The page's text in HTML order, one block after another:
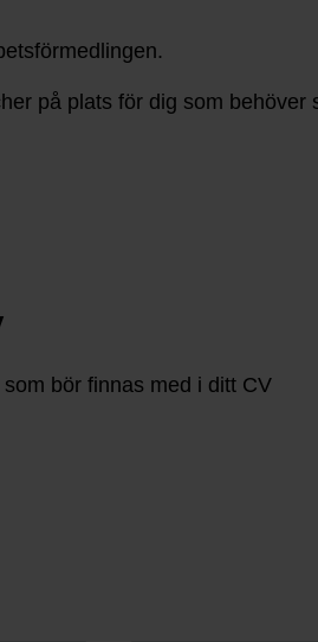
på plats för dig som behöver
bör finnas med i ditt CV